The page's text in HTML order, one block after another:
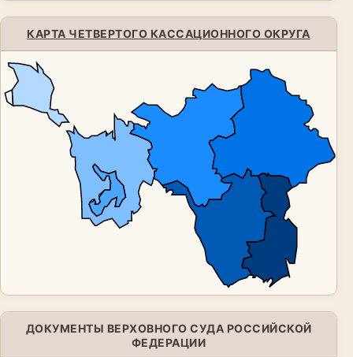
КАРТА ЧЕТВЕРТОГО КАССАЦИОННОГО ОКРУГА
ДОКУМЕНТЫ ВЕРХОВНОГО СУДА РОССИЙСКОЙ
ФЕДЕРАЦИИ